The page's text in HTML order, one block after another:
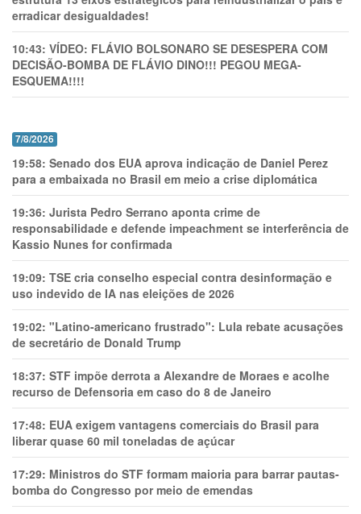
erradicar desigualdades!
10:43: VÍDEO: FLÁVIO BOLSONARO SE DESESPERA COM
DECISÃO-BOMBA DE FLÁVIO DINO!!! PEGOU MEGA-
ESQUEMA!!!!
7/8/2026
19:58: Senado dos EUA aprova indicação de Daniel Perez
para a embaixada no Brasil em meio a crise diplomática
19:36: Jurista Pedro Serrano aponta crime de
responsabilidade e defende impeachment se interferência de
Kassio Nunes for confirmada
19:09: TSE cria conselho especial contra desinformação e
uso indevido de IA nas eleições de 2026
19:02: "Latino-americano frustrado": Lula rebate acusações
de secretário de Donald Trump
18:37: STF impõe derrota a Alexandre de Moraes e acolhe
recurso de Defensoria em caso do 8 de Janeiro
17:48: EUA exigem vantagens comerciais do Brasil para
liberar quase 60 mil toneladas de açúcar
17:29: Ministros do STF formam maioria para barrar pautas-
bomba do Congresso por meio de emendas